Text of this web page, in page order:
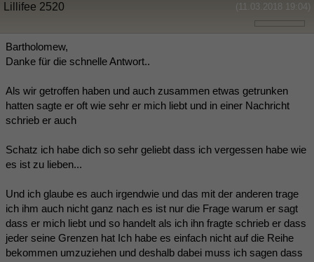
(11.03.2018 19:04)
Lillifee 2520
Bartholomew,
Danke für die schnelle Antwort..
Als wir getroffen haben und auch zusammen etwas getrunken
hatten sagte er oft wie sehr er mich liebt und in einer Nachricht
schrieb er auch
Schatz ich habe dich so sehr geliebt dass ich vergessen habe wie
es ist zu lieben...
Und ich glaube es auch irgendwie und das mit der anderen trage
ich ihm auch nicht ganz nach es ist nur die Frage warum er sagt
dass er mich liebt und so handelt als ich ihn fragte schrieb er dass
jeder seine Grenzen hat Ich habe es einfach nicht auf die Reihe
bekommen umzuziehen und deshalb dabei muss ich sagen dass